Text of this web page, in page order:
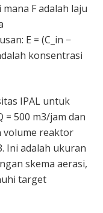
F adalah laju
E = (C_in −
konsentrasi
IPAL untuk
= 500 m3/jam dan
volume reaktor
Ini adalah ukuran
skema aerasi,
target